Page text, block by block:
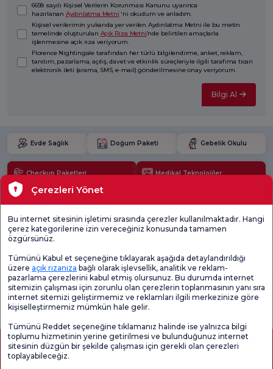
6698 sayılı Kişisel Verilerin Korunması Kanunu uyarınca
hazırlanan Aydınlatma Metni 'ni okudum ve anladım.
Kişisel verilerimin yukarıda yer verilen Aydınlatma Metni ile bu metin
temelinde oluşturulan Açık Rıza Metni’nde belirtilen amaçlarla
işlenmesine açık rıza veriyorum.
Florence Nightingale tarafından her türlü bilgilendirme, anket, reklam,
tanıtım, pazarlama, açılış, davet ve etkinlik süreçleriyle ilgili tarafıma ticari
elektronik ileti (arama, SMS, e-mail) gönderilmesine onay veriyorum.
Bilgi Al
Evde Sağlık Doğum Paketi Gebelik Okulu
Checkup Paketleri Medikal Teknolojiler
Lokasyonlar
Güncel Sağlık
Tıbbi Birimler
Genel
Memnuniyet
Anketi
Memnuniyet
Anketi'ni kontrol
edin
Promo
Memnuniyet
Çerezleri Yönet
Bu internet sitesinin işletimi sırasında çerezler kullanılmaktadır. Hangi
çerez kategorilerine izin vereceğiniz konusunda tamamen
özgürsünüz.
Tümünü Kabul et seçeneğine tıklayarak aşağıda detaylandırıldığı
üzere açık rızanıza bağlı olarak işlevsellik, analitik ve reklam-
pazarlama çerezlerini kabul etmiş olursunuz. Bu durumda internet
sitemizin çalışması için zorunlu olan çerezlerin toplanmasının yanı sıra
internet sitemizi geliştirmemiz ve reklamları ilgili merkezinize göre
kişiselleştirmemiz mümkün hale gelir.
Tümünü Reddet seçeneğine tıklamanız halinde ise yalnızca bilgi
toplumu hizmetinin yerine getirilmesi ve bulunduğunuz internet
sitesinin düzgün bir şekilde çalışması için gerekli olan çerezleri
toplayabileceğiz.